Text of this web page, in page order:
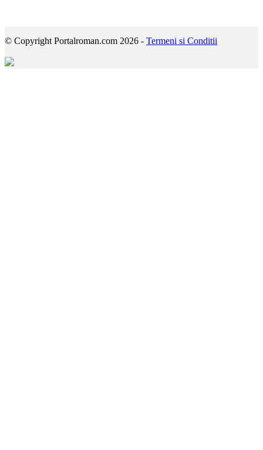
© Copyright Portalroman.com 2026 - Termeni si Conditii